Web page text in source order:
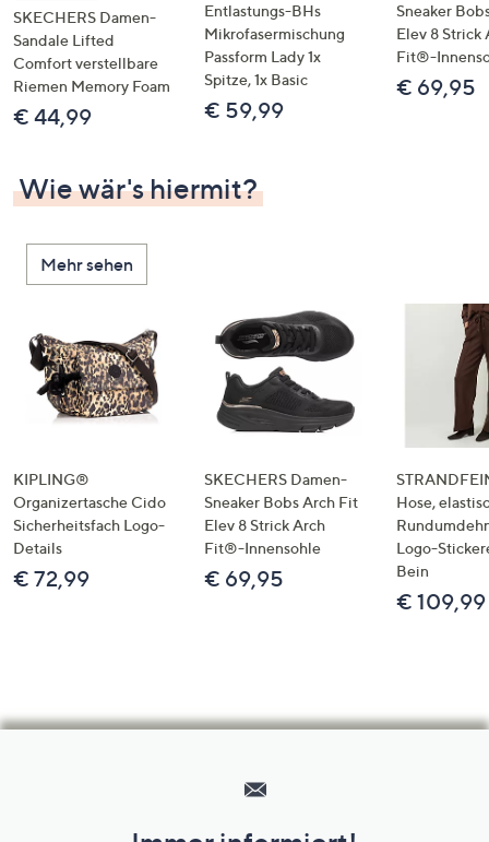
SKECHERS Damen-
Sandale Lifted
Comfort verstellbare
Riemen Memory Foam
€ 44,99
Entlastungs-BHs
Mikrofasermischung
Passform Lady 1x
Spitze, 1x Basic
€ 59,99
Sneaker
Elev 8 Strick
Fit®-
€ 69,95
Wie wär's hiermit?
Mehr sehen
KIPLING®
Organizertasche Cido
Sicherheitsfach Logo-
Details
€ 72,99
SKECHERS Damen-
Sneaker Bobs Arch Fit
Elev 8 Strick Arch
Fit®-Innensohle
€ 69,95
Hose,
Logo-
Bein
€ 109,99